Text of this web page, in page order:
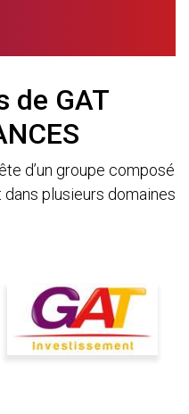
de GAT
d’un groupe composé
plusieurs domaines